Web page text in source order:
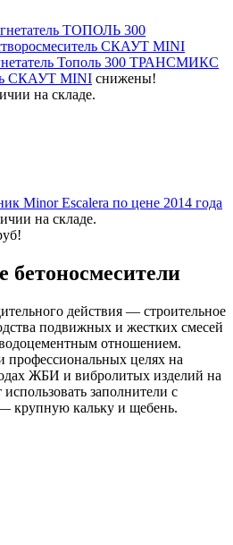
ТОПОЛЬ 300
СКАУТ MINI
Тополь 300 ТРАНСМИКС
СКАУТ MINI снижены!
на складе.
Minor Escalera по цене 2014 года
на складе.
действия — строительное
подвижных и жестких смесей
отношением.
целях на
ЖБИ и вибролитых изделий на
заполнители с
крупную кальку и щебень.